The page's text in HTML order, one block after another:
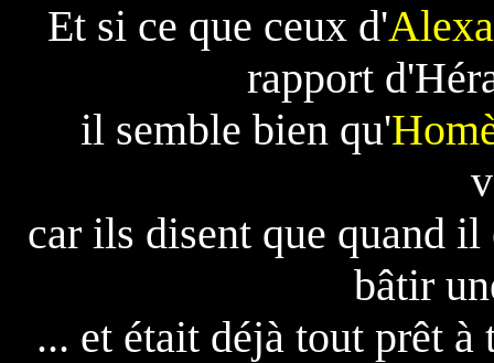
Et si ce que ceux d'
rapport
il semble bien qu'
car ils disent que quand
bâtir
... et était déjà tout prêt